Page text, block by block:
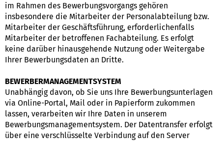
im Rahmen des Bewerbungsvorgangs gehören
insbesondere die Mitarbeiter der Personalabteilung bzw.
Mitarbeiter der Geschäftsführung, erforderlichenfalls
Mitarbeiter der betroffenen Fachabteilung. Es erfolgt
keine darüber hinausgehende Nutzung oder Weitergabe
Ihrer Bewerbungsdaten an Dritte.
BEWERBERMANAGEMENTSYSTEM
Unabhängig davon, ob Sie uns Ihre Bewerbungsunterlagen
via Online-Portal, Mail oder in Papierform zukommen
lassen, verarbeiten wir Ihre Daten in unserem
Bewerbungsmanagementsystem. Der Datentransfer erfolgt
über eine verschlüsselte Verbindung auf den Server